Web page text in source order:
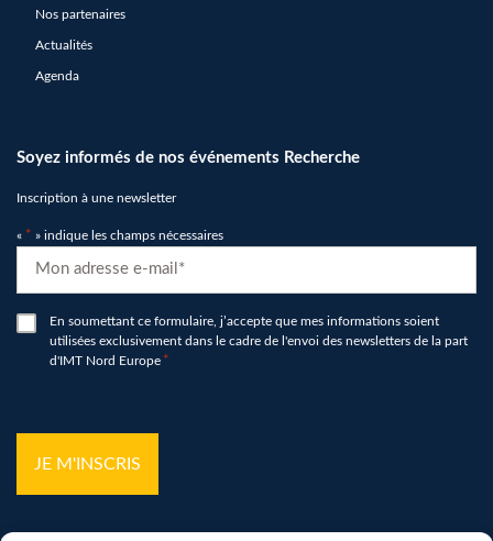
Nos partenaires
Actualités
Agenda
Soyez informés de nos événements Recherche
Inscription à une newsletter
« * » indique les champs nécessaires
*
RGPDEn soumettant ce formulaire, j’accepte que mes informations soient
utilisées exclusivement dans le cadre de l'envoi des newsletters de la part
d'IMT Nord Europe *